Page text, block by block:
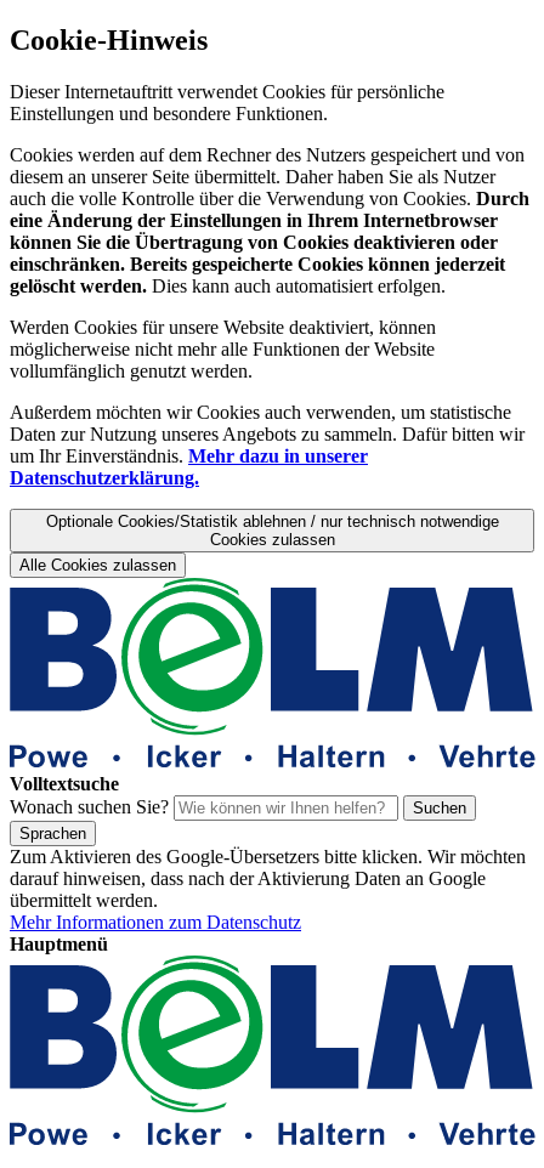
Cookie-Hinweis
Dieser Internetauftritt verwendet Cookies für persönliche
Einstellungen und besondere Funktionen.
Cookies werden auf dem Rechner des Nutzers gespeichert und von
diesem an unserer Seite übermittelt. Daher haben Sie als Nutzer
auch die volle Kontrolle über die Verwendung von Cookies. Durch
eine Änderung der Einstellungen in Ihrem Internetbrowser
können Sie die Übertragung von Cookies deaktivieren oder
einschränken. Bereits gespeicherte Cookies können jederzeit
gelöscht werden. Dies kann auch automatisiert erfolgen.
Werden Cookies für unsere Website deaktiviert, können
möglicherweise nicht mehr alle Funktionen der Website
vollumfänglich genutzt werden.
Außerdem möchten wir Cookies auch verwenden, um statistische
Daten zur Nutzung unseres Angebots zu sammeln. Dafür bitten wir
um Ihr Einverständnis. Mehr dazu in unserer
Datenschutzerklärung.
Optionale Cookies/Statistik ablehnen / nur technisch notwendige
Cookies zulassen
Alle Cookies zulassen
Volltextsuche
Wonach suchen Sie?
Suchen
Sprachen
Zum Aktivieren des Google-Übersetzers bitte klicken. Wir möchten
darauf hinweisen, dass nach der Aktivierung Daten an Google
übermittelt werden.
Mehr Informationen zum Datenschutz
Hauptmenü